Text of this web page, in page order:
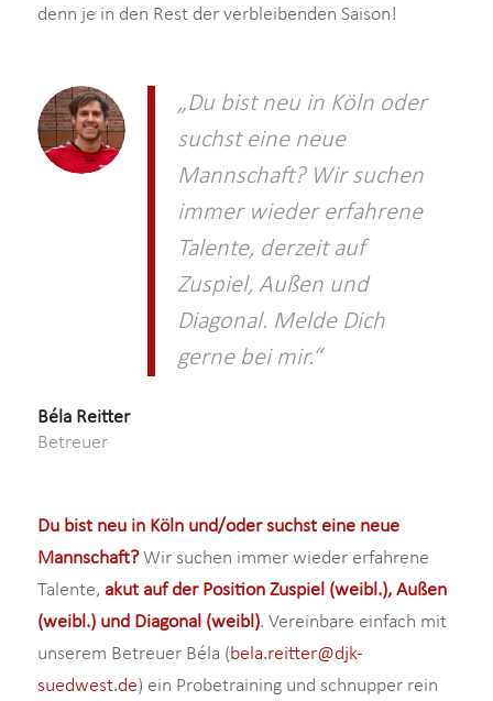
denn je in den Rest der verbleibenden Saison!
„Du bist neu in Köln oder
suchst eine neue
Mannschaft? Wir suchen
immer wieder erfahrene
Talente, derzeit auf
Zuspiel, Außen und
Diagonal. Melde Dich
gerne bei mir.“
Béla Reitter
Betreuer
Du bist neu in Köln und/oder suchst eine neue
Mannschaft?Wir suchen immer wieder erfahrene
Talente, akut auf der Position Zuspiel (weibl.), Außen
(weibl.) und Diagonal (weibl). Vereinbare einfach mit
unserem Betreuer Béla (bela.reitter@djk-
suedwest.de) ein Probetraining und schnupper rein